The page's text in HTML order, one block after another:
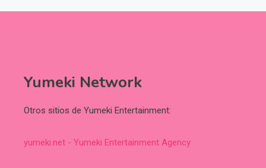
Yumeki Network
Otros sitios de Yumeki Entertainment:
yumeki.net - Yumeki Entertainment Agency